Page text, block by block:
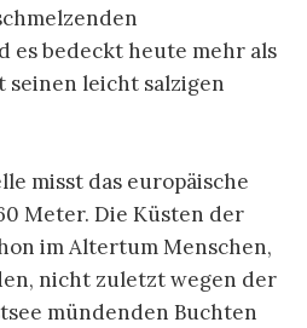
es bedeckt heute mehr als
seinen leicht salzigen
misst das europäische
Meter. Die Küsten der
im Altertum Menschen,
nicht zuletzt wegen der
mündenden Buchten